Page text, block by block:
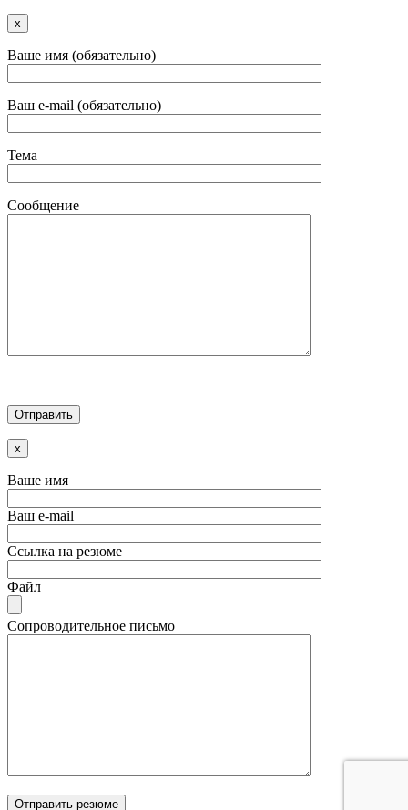
x
Ваше имя (обязательно)
Ваш e-mail (обязательно)
Тема
Сообщение
x
Ваше имя
Ваш e-mail
Ссылка на резюме
Файл
Сопроводительное письмо